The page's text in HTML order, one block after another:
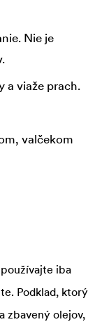
Nie je
a viaže prach.
valčekom
používajte iba
Podklad, ktorý
zbavený olejov,